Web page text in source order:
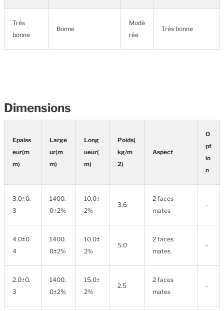
Très
bonne
Bonne
Modé
rée
Très bonne
Dimensions
Epaiss
eur(m
m)
Large
ur(m
m)
Long
ueur(
m)
Poids(
kg/m
2)
Aspect
O
pt
io
n
3.0±0.
3
1400.
0±2%
10.0±
2%
3.6
2 faces
mates
-
4.0±0.
4
1400.
0±2%
10.0±
2%
5.0
2 faces
mates
-
2.0±0.
3
1400.
0±2%
15.0±
2%
2.5
2 faces
mates
-